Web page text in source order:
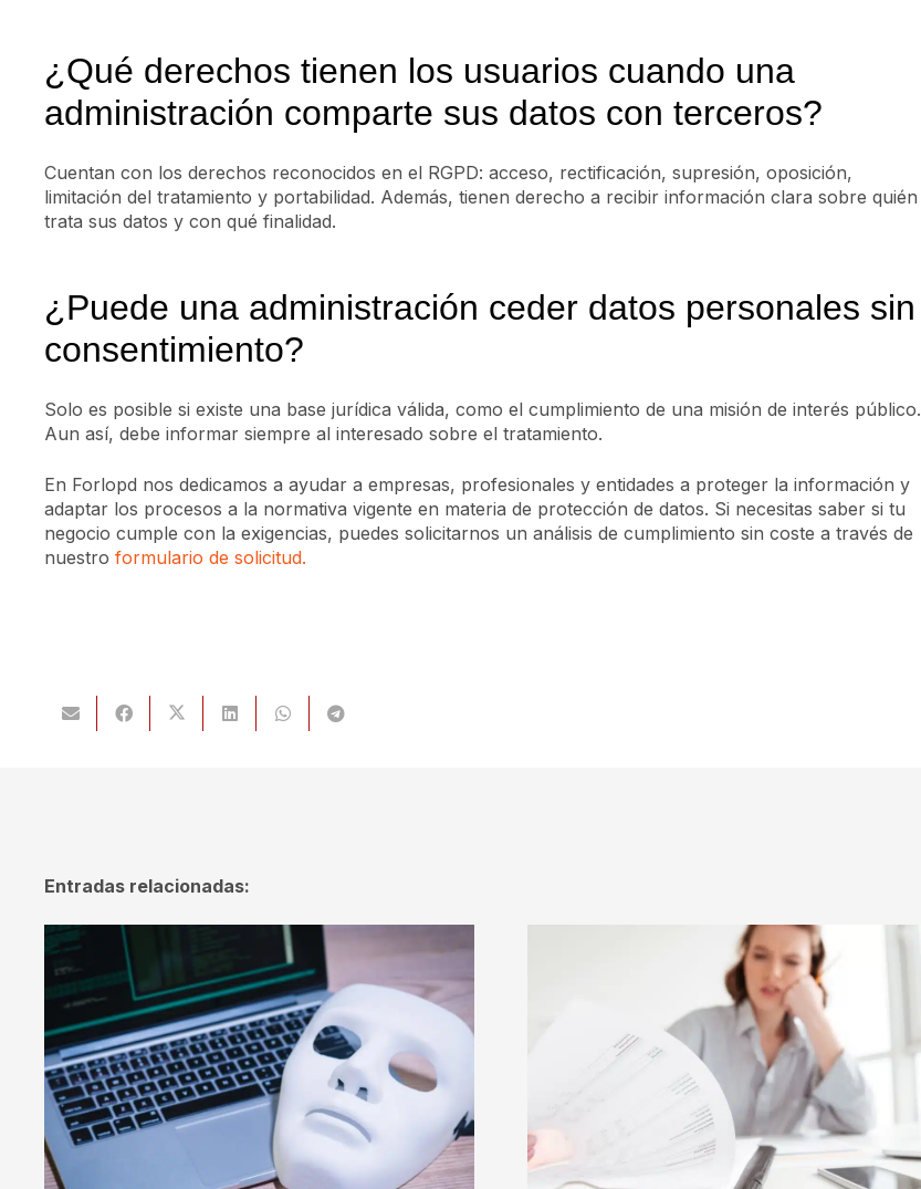
¿Qué derechos tienen los usuarios cuando una
administración comparte sus datos con terceros?
Cuentan con los derechos reconocidos en el RGPD: acceso, rectificación, supresión, oposición,
limitación del tratamiento y portabilidad. Además, tienen derecho a recibir información clara sobre quién
trata sus datos y con qué finalidad.
¿Puede una administración ceder datos personales sin
consentimiento?
Solo es posible si existe una base jurídica válida, como el cumplimiento de una misión de interés público.
Aun así, debe informar siempre al interesado sobre el tratamiento.
En Forlopd nos dedicamos a ayudar a empresas, profesionales y entidades a proteger la información y
adaptar los procesos a la normativa vigente en materia de protección de datos. Si necesitas saber si tu
negocio cumple con la exigencias, puedes solicitarnos un análisis de cumplimiento sin coste a través de
nuestro formulario de solicitud.
Entradas relacionadas: